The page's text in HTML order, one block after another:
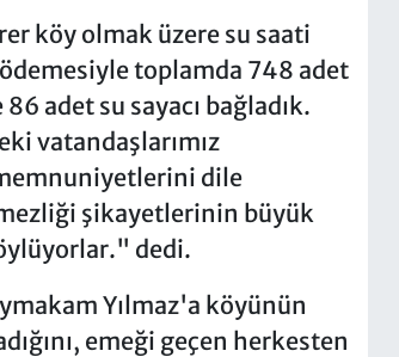
köy olmak üzere su saati
toplamda 748 adet
adet su sayacı bağladık.
vatandaşlarımız
dile
şikayetlerinin büyük
dedi.
Yılmaz'a köyünün
emeği geçen herkesten